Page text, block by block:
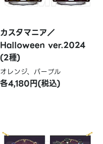
カスタマニア／
Halloween ver.2024
(2種)
オレンジ、パープル
各4,180円(税込)